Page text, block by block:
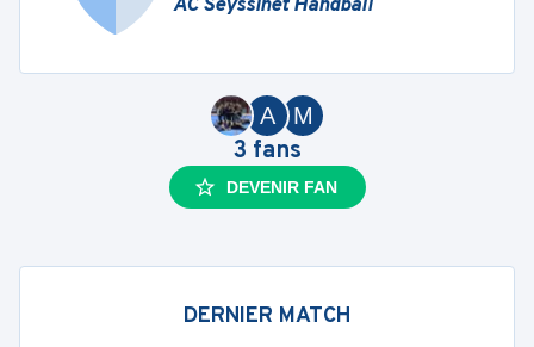
AC Seyssinet Handball
M
A
3 fans
DEVENIR FAN
DERNIER MATCH